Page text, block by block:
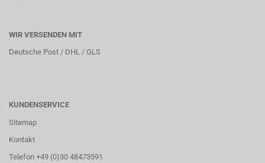
WIR VERSENDEN MIT
Deutsche Post / DHL / GLS
KUNDENSERVICE
Sitemap
Kontakt
Telefon +49 (0)30 48473591